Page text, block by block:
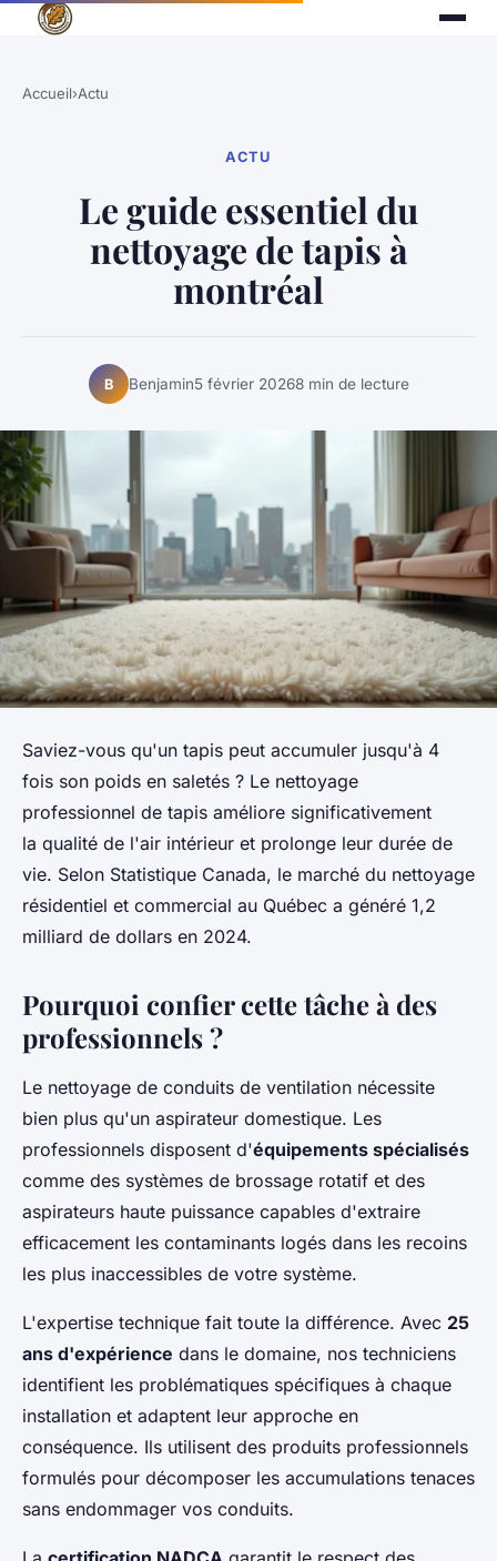
Accueil›Actu
ACTU
Le guide essentiel du
nettoyage de tapis à
montréal
B Benjamin5 février 20268 min de lecture
Saviez-vous qu'un tapis peut accumuler jusqu'à 4
fois son poids en saletés ? Le nettoyage
professionnel de tapis améliore significativement
la qualité de l'air intérieur et prolonge leur durée de
vie. Selon Statistique Canada, le marché du nettoyage
résidentiel et commercial au Québec a généré 1,2
milliard de dollars en 2024.
Pourquoi confier cette tâche à des
professionnels ?
Le nettoyage de conduits de ventilation nécessite
bien plus qu'un aspirateur domestique. Les
professionnels disposent d'équipements spécialisés
comme des systèmes de brossage rotatif et des
aspirateurs haute puissance capables d'extraire
efficacement les contaminants logés dans les recoins
les plus inaccessibles de votre système.
L'expertise technique fait toute la différence. Avec 25
ans d'expérience dans le domaine, nos techniciens
identifient les problématiques spécifiques à chaque
installation et adaptent leur approche en
conséquence. Ils utilisent des produits professionnels
formulés pour décomposer les accumulations tenaces
sans endommager vos conduits.